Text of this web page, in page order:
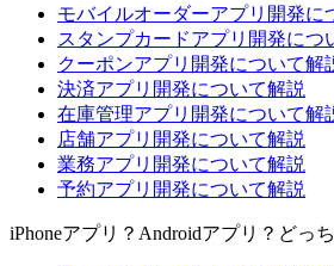
モバイルオーダーアプリ開発に
スタンプカードアプリ開発につ
クーポンアプリ開発について解
決済アプリ開発について解説
在庫管理アプリ開発について解
店舗アプリ開発について解説
業務アプリ開発について解説
予約アプリ開発について解説
iPhoneアプリ？Androidアプリ？どっ